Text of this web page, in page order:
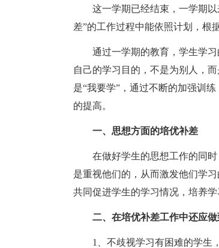
这一学期已经结束，一学期以
差”的工作过程中能依照计划，根
通过一学期的教育，学生学习
自己的学习目的，不是为别人，
是“我要学”，通过不断的加强训
的提高。
一、思想方面的培优补差
在做好学生的思想工作的同时
是重视他们的，从而激发他们学
共同促进学生的学习情况，培养学
二、在培优补差工作中还应做
1、不歧视学习有困难的学生，